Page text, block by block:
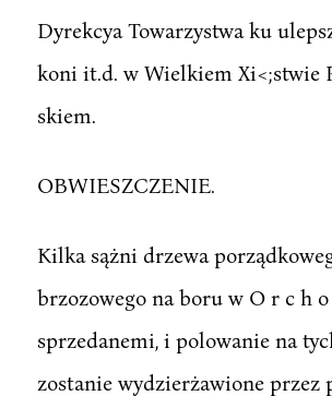
Dyrekcya Towarzystwa ku
koni it.d. w Wielkiem Xi<;stwie
skiem.
OBWIESZCZENIE.
Kilka sążni drzewa
brzozowego na boru w O r c h
sprzedanemi, i polowanie na
zostanie wydzierżawione przez